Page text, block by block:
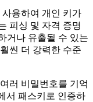
용하여 개인 키가
피싱 및 자격 증명
거나 유출될 수 있는
씬 더 강력한 수준
러 비밀번호를 기억
서 패스키로 인증하